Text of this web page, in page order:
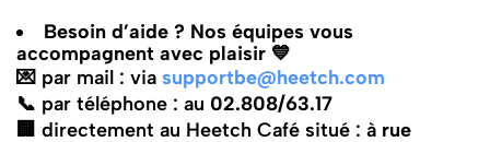
Besoin d’aide ? Nos équipes vous
accompagnent avec plaisir 💙
💌 par mail : via supportbe@heetch.com
📞 par téléphone : au 02.808/63.17
🏢 directement au Heetch Café situé : à rue